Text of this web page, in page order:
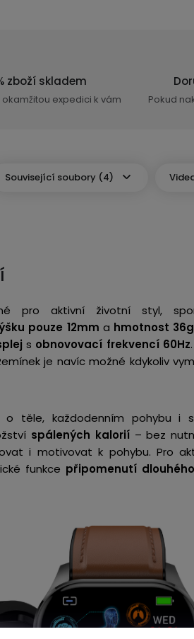
zboží skladem
expedici k vám Pokud
Související soubory (4)
pro aktivní životní styl,
pouze 12mm a hmotnost 36g
s obnovovací frekvencí 60Hz
je navíc možné kdykoliv
těle, každodenním pohybu i
spálených kalorií– bez
i motivovat k pohybu. Pro
funkce připomenutí